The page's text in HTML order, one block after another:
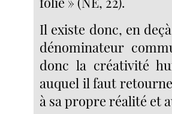
Il existe donc, en
dénominateur
donc la créativité
auquel il faut
à sa propre réalité et